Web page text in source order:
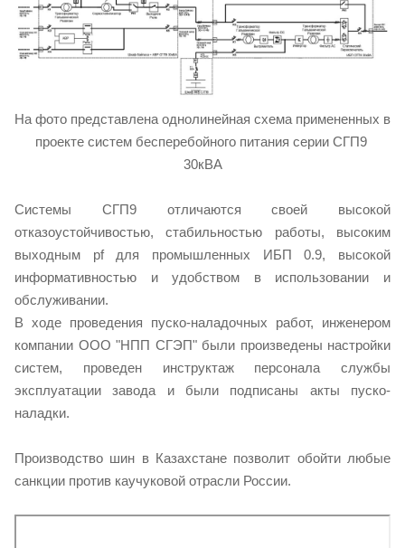
На фото представлена однолинейная схема примененных в
проекте систем бесперебойного питания серии СГП9
30кВА
Системы СГП9 отличаются своей высокой
отказоустойчивостью, стабильностью работы, высоким
выходным pf для промышленных ИБП 0.9, высокой
информативностью и удобством в использовании и
обслуживании.
В ходе проведения пуско-наладочных работ, инженером
компании ООО "НПП СГЭП" были произведены настройки
систем, проведен инструктаж персонала службы
эксплуатации завода и были подписаны акты пуско-
наладки.
Производство шин в Казахстане позволит обойти любые
санкции против каучуковой отрасли России.